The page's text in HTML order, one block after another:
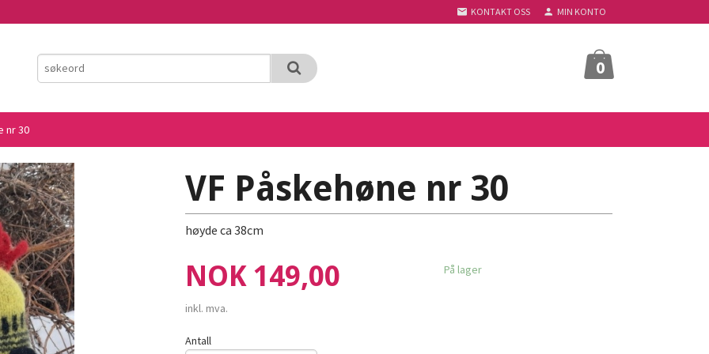
KONTAKT OSS MIN KONTO
0
nr 30
VF Påskehøne nr 30
høyde ca 38cm
Pris
NOK 149,00
inkl. mva.
På lager
Antall